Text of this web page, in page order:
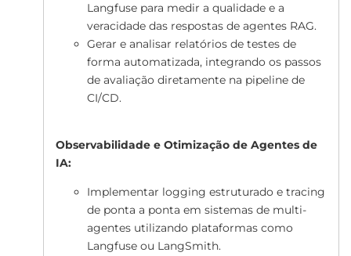
Langfuse para medir a qualidade e a
veracidade das respostas de agentes RAG.
Gerar e analisar relatórios de testes de
forma automatizada, integrando os passos
de avaliação diretamente na pipeline de
CI/CD.
Observabilidade e Otimização de Agentes de
IA:
Implementar logging estruturado e tracing
de ponta a ponta em sistemas de multi-
agentes utilizando plataformas como
Langfuse ou LangSmith.